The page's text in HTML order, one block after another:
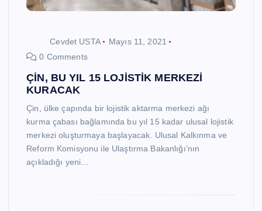
Cevdet USTA
Mayıs 11, 2021
0 Comments
ÇİN, BU YIL 15 LOJİSTİK MERKEZİ
KURACAK
Çin, ülke çapında bir lojistik aktarma merkezi ağı
kurma çabası bağlamında bu yıl 15 kadar ulusal lojistik
merkezi oluşturmaya başlayacak. Ulusal Kalkınma ve
Reform Komisyonu ile Ulaştırma Bakanlığı’nın
açıkladığı yeni…